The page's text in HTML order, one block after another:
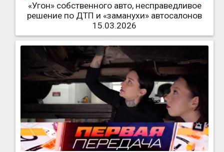
«Угон» собственного авто, несправедливое
решение по ДТП и «заманухи» автосалонов
15.03.2026